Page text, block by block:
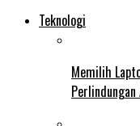
Teknologi
Memilih
Perlindungan